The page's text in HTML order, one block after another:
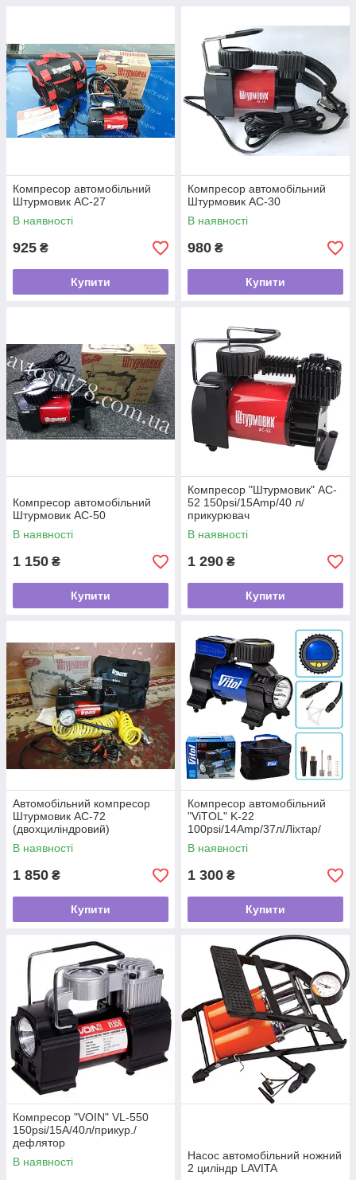
Компресор автомобільний
Штурмовик AC-27
В наявності
925 ₴
Купити
Компресор автомобільний
Штурмовик AC-30
В наявності
980 ₴
Купити
Компресор автомобільний
Штурмовик AC-50
В наявності
1 150 ₴
Купити
Компресор "Штурмовик" AC-
52 150psi/15Amp/40 л/
прикурювач
В наявності
1 290 ₴
Купити
Автомобільний компресор
Штурмовик АС-72
(двохциліндровий)
В наявності
1 850 ₴
Купити
Компресор автомобільний
"ViTOL" K-22
100psi/14Amp/37л/Ліхтар/
Автостоп
В наявності
1 300 ₴
Купити
Компресор "VOIN" VL-550
150psi/15A/40л/прикур./
дефлятор
В наявності
Насос автомобільний ножний
2 циліндр LAVITA